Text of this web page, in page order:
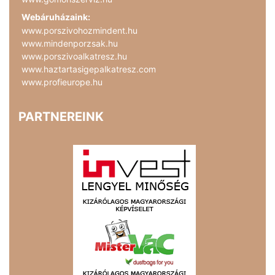
Webáruházaink:
www.porszivohozmindent.hu
www.mindenporzsak.hu
www.porszivoalkatresz.hu
www.haztartasigepalkatresz.com
www.profieurope.hu
PARTNEREINK